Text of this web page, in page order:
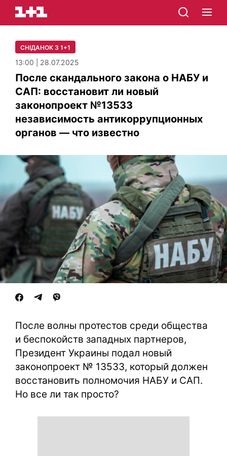
СНІДАНОК З 1+1
13:00 | 28.07.2025
После скандального закона о НАБУ и
САП: восстановит ли новый
законопроект №13533
независимость антикоррупционных
органов — что известно
После волны протестов среди общества
и беспокойств западных партнеров,
Президент Украины подал новый
законопроект № 13533, который должен
восстановить полномочия НАБУ и САП.
Но все ли так просто?